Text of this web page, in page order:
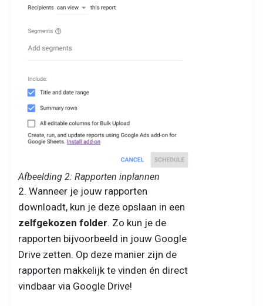
Afbeelding 2: Rapporten inplannen
2. Wanneer je jouw rapporten
downloadt, kun je deze opslaan in een
zelfgekozen folder. Zo kun je de
rapporten bijvoorbeeld in jouw Google
Drive zetten. Op deze manier zijn de
rapporten makkelijk te vinden én direct
vindbaar via Google Drive!